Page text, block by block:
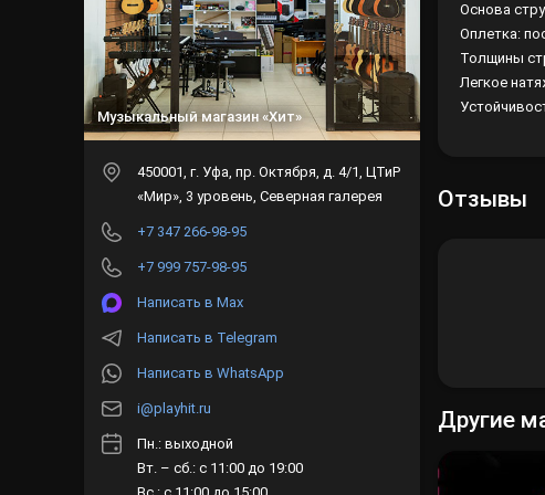
Основа
Оплетка:
Толщины
Легкое
Отзывы
Другие
Лампы
Музыкальный магазин «Хит»
450001 , г. Уфа пр. Октября, д. 4/1, ЦТиР
«Мир», 3 уровень, Северная галерея
+7 347 266-98-95
+7 999 757-98-95
Написать в Max
Написать в Telegram
Написать в WhatsApp
i@playhit.ru
Пн.: выходной
Вт. – сб.: с 11:00 до 19:00